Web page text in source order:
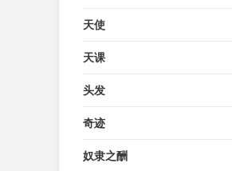
天使
天课
头发
奇迹
奴隶之酬